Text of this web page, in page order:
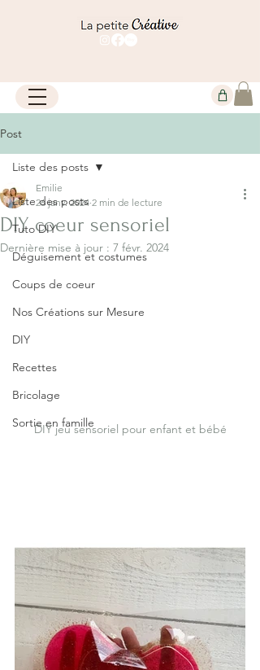
Post
Liste des posts
Tuto DIY
Déguisement et costumes
Coups de coeur
Nos Créations sur Mesure
DIY
Recettes
Bricolage
Sortie en famille
Liste des posts
DIY coeur sensoriel
Emilie
26 janv. 2024 2 min de lecture
Dernière mise à jour : 7 févr. 2024
DIY jeu sensoriel pour enfant et bébé